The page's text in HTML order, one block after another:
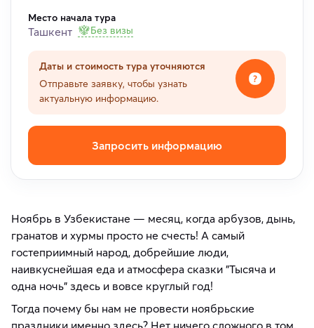
Место начала тура
Ташкент Без визы
Даты и стоимость тура уточняются
Отправьте заявку, чтобы узнать
актуальную информацию.
Запросить информацию
Ноябрь в Узбекистане — месяц, когда арбузов, дынь,
гранатов и хурмы просто не счесть! А самый
гостеприимный народ, добрейшие люди,
наивкуснейшая еда и атмосфера сказки "Тысяча и
одна ночь" здесь и вовсе круглый год!
Тогда почему бы нам не провести ноябрьские
праздники именно здесь? Нет ничего сложного в том,